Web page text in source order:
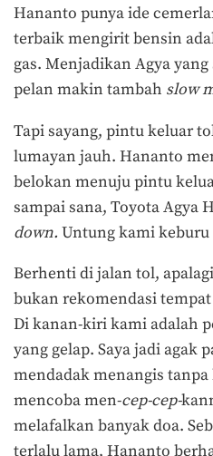
Hananto punya ide
terbaik mengirit bensin
gas. Menjadikan Agya
pelan makin tambah slow
Tapi sayang, pintu keluar
lumayan jauh. Hananto
belokan menuju pintu
sampai sana, Toyota Agya
down.Untung kami keburu
Berhenti di jalan tol,
bukan rekomendasi
Di kanan-kiri kami adalah
yang gelap. Saya jadi agak
mendadak menangis
mencoba men-cep-cep-
melafalkan banyak doa.
terlalu lama, Hananto